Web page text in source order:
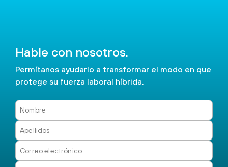
Hable con nosotros.
Permítanos ayudarlo a transformar el modo en que
protege su fuerza laboral híbrida.